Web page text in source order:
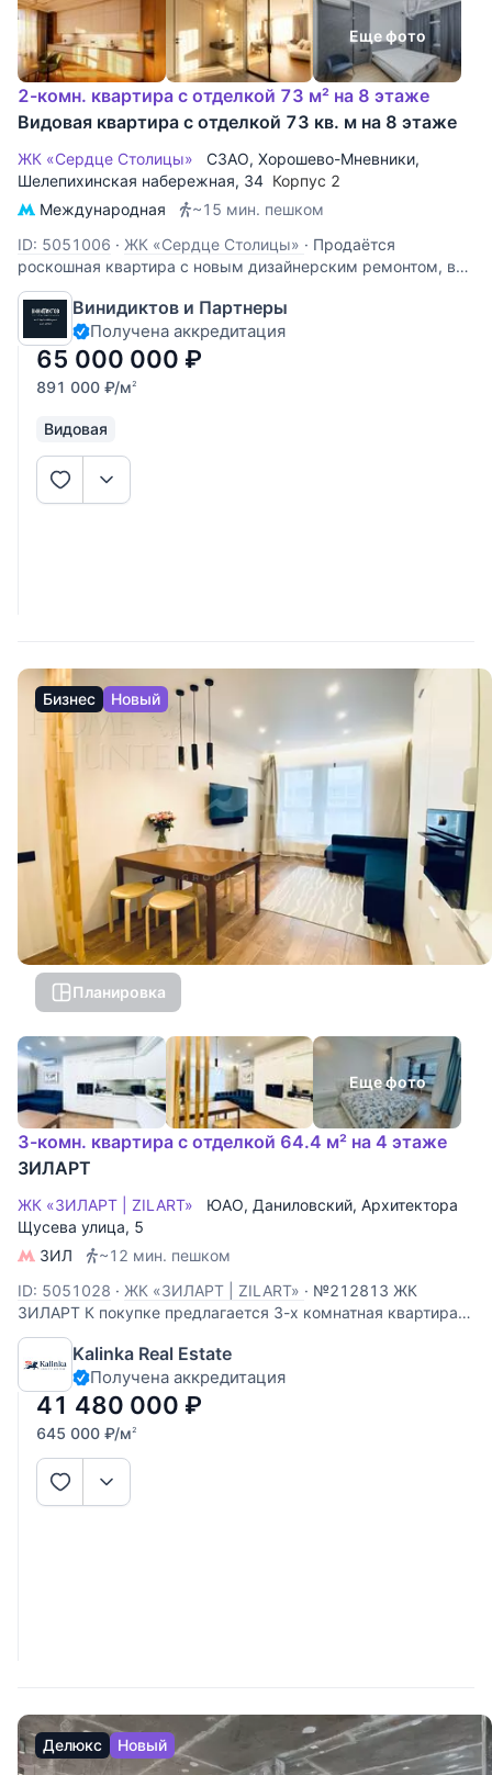
Еще фото
2-комн. квартира с отделкой 73 м² на 8 этаже
Видовая квартира с отделкой 73 кв. м на 8 этаже
ЖК «Сердце Столицы» СЗАО, Хорошево-Мневники,
Шелепихинская набережная, 34 Корпус 2
Международная
~15 мин. пешком
ID: 5051006 · ЖК «Сердце Столицы» · Продаётся
роскошная квартира с новым дизайнерским ремонтом, в
ЖК бизнес-класса «Сердце Столицы». Панорамные окна, с
потрясающим видом на Москву-реку и тщательно
спланированный интерьер, погружают в атмосферу уюта и
расслабления. Новая квартира с
Винидиктов и Партнеры
Получена аккредитация
65 000 000 ₽
891 000 ₽/м2
Видовая
Бизнес Новый
Планировка
Еще фото
3-комн. квартира с отделкой 64.4 м² на 4 этаже
ЗИЛАРТ
ЖК «ЗИЛАРТ | ZILART» ЮАО, Даниловский, Архитектора
Щусева улица, 5
ЗИЛ
~12 мин. пешком
ID: 5051028 · ЖК «ЗИЛАРТ | ZILART» · №212813 ЖК
ЗИЛАРТ К покупке предлагается 3-х комнатная квартира.
Квартира расположена на 4 этаже 16-ти этажного
монолитного дома. Общая площадь квартиры 65 м²,
включая кухню-гостиную 18кв.м.,спальню 15 кв.м с
гардеробной 4кв.м. и детской
Kalinka Real Estate
Получена аккредитация
41 480 000 ₽
645 000 ₽/м2
Делюкс Новый